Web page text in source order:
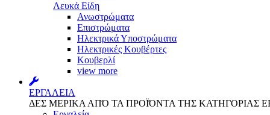
Λευκά Είδη
Ανωστρώματα
Επιστρώματα
Ηλεκτρικά Υποστρώματα
Ηλεκτρικές Κουβέρτες
Κουβερλί
view more
ΕΡΓΑΛΕΙΑ
ΔΕΣ ΜΕΡΙΚΑ ΑΠΌ ΤΑ ΠΡΟΪΌΝΤΑ ΤΗΣ ΚΑΤΗΓΟΡΙΑΣ